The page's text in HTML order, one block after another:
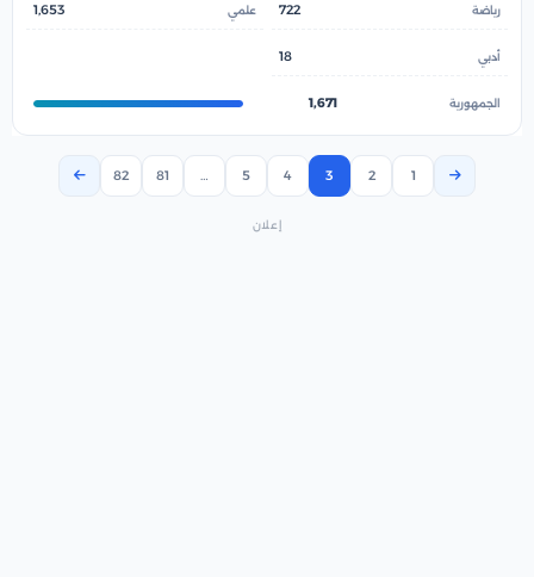
722
1,653
18
1,671
1
2
3
4
5
…
81
82
إعلان